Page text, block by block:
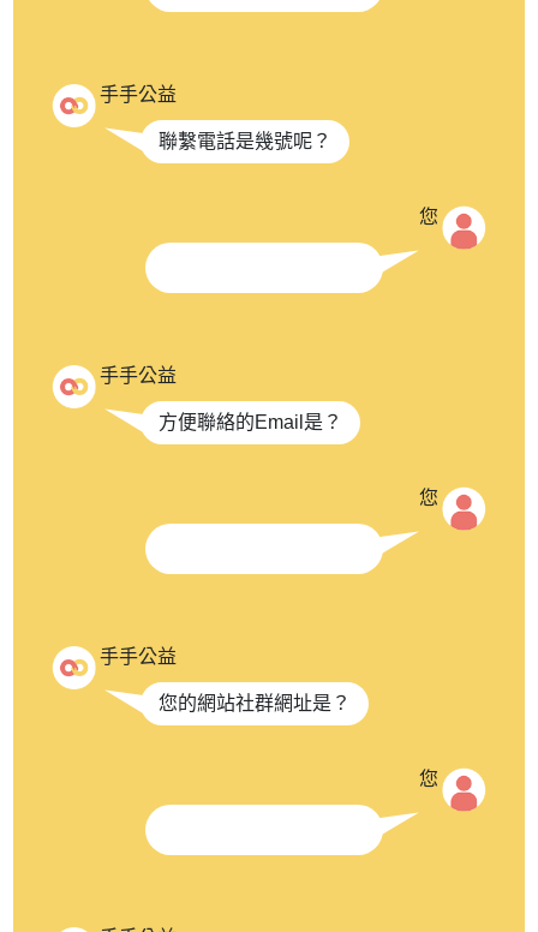
手手公益
聯繫電話是幾號呢？
您
手手公益
方便聯絡的Email是？
您
手手公益
您的網站社群網址是？
您